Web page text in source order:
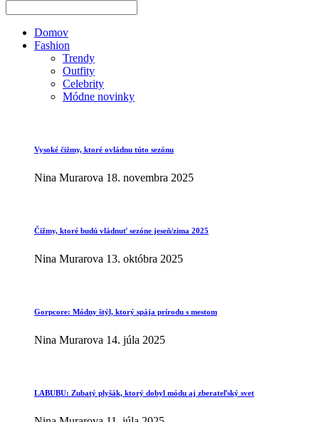
for:
Domov
Fashion
Trendy
Outfity
Celebrity
Módne novinky
Vysoké čižmy, ktoré ovládnu túto sezónu
Nina Murarova 18. novembra 2025
Čižmy, ktoré budú vládnuť sezóne jeseň/zima 2025
Nina Murarova 13. októbra 2025
Gorpcore: Módny štýl, ktorý spája prírodu s mestom
Nina Murarova 14. júla 2025
LABUBU: Zubatý plyšák, ktorý dobyl módu aj zberateľský svet